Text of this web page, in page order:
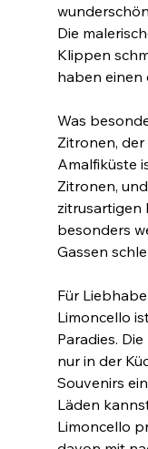
Die
Klippen
haben einen
Was
Zitronen,
Amalfiküste
Zitronen,
zitrusartigen
besonders
Gassen
Für
Limoncello
Paradies.
nur in der
Souvenirs
Läden
Limoncello